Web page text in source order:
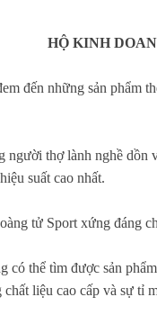
HỘ KINH
đến những sản phẩm
người thợ lành nghề
suất cao nhất.
tử Sport xứng đáng
có thể tìm được sản
liệu cao cấp và sự tỉ